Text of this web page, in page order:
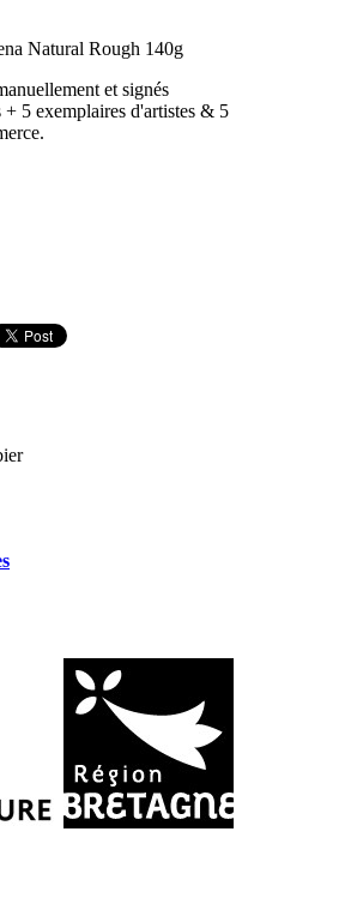
Natural Rough 140g
et signés
+ 5 exemplaires d'artistes & 5